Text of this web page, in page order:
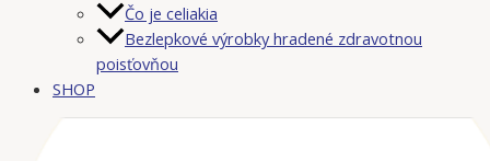
Čo je celiakia
Bezlepkové výrobky hradené zdravotnou
poisťovňou
SHOP